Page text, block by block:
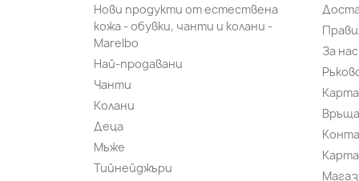
Нови продукти от естествена
кожа - обувки, чанти и колани -
Marelbo
Най-продавани
Чанти
Колани
Деца
Мъже
Тийнейджъри
За нас